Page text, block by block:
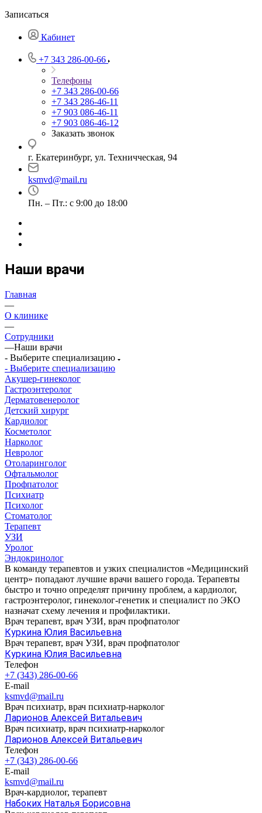
Записаться
Кабинет
+7 343 286-00-66
Телефоны
+7 343 286-00-66
+7 343 286-46-11
+7 903 086-46-11
+7 903 086-46-12
Заказать звонок
г. Екатеринбург, ул. Техничческая, 94
ksmvd@mail.ru
Пн. – Пт.: с 9:00 до 18:00
Наши врачи
Главная
—
О клинике
—
Сотрудники
—Наши врачи
- Выберите специализацию
- Выберите специализацию
Акушер-гинеколог
Гастроэнтеролог
Дерматовенеролог
Детский хирург
Кардиолог
Косметолог
Нарколог
Невролог
Отоларинголог
Офтальмолог
Профпатолог
Психиатр
Психолог
Стоматолог
Терапевт
УЗИ
Уролог
Эндокринолог
В команду терапевтов и узких специалистов «Медицинский
центр» попадают лучшие врачи вашего города. Терапевты
быстро и точно определят причину проблем, а кардиолог,
гастроэнтеролог, гинеколог-генетик и специалист по ЭКО
назначат схему лечения и профилактики.
Врач терапевт, врач УЗИ, врач профпатолог
Куркина Юлия Васильевна
Врач терапевт, врач УЗИ, врач профпатолог
Куркина Юлия Васильевна
Телефон
+7 (343) 286-00-66
E-mail
ksmvd@mail.ru
Врач психиатр, врач психиатр-нарколог
Ларионов Алексей Витальевич
Врач психиатр, врач психиатр-нарколог
Ларионов Алексей Витальевич
Телефон
+7 (343) 286-00-66
E-mail
ksmvd@mail.ru
Врач-кардиолог, терапевт
Набоких Наталья Борисовна